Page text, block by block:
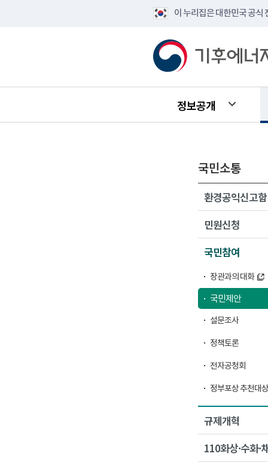
이 누리집은 대한민국 공식
정보공개
국민소통
환경공익신고함
민원신청
국민참여
장관과의 대화
국민제안
설문조사
정책토론
전자공청회
정부포상 추천대
규제개혁
110화상·수화·